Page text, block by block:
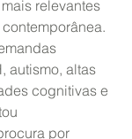
relevantes
autismo, altas
cognitivas e
por